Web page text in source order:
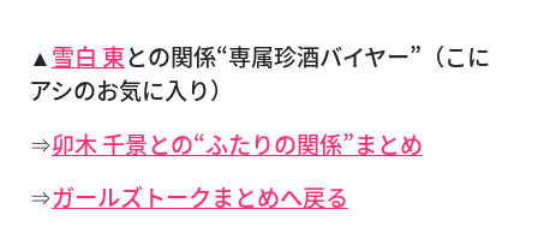
▲雪白 東との関係“専属珍酒バイヤー”（こに
アシのお気に入り）
⇒卯木 千景との“ふたりの関係”まとめ
⇒ガールズトークまとめへ戻る